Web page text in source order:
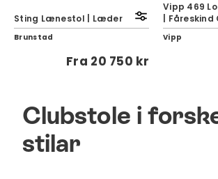
Sting Lænestol | Læder
Brunstad
Fra 20 750 kr
Vipp 469
|
Vipp
Clubstole i
stilar